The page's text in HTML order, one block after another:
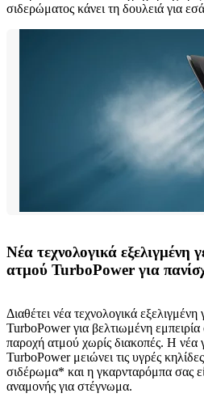
σιδερώματος κάνει τη δουλειά για
Νέα τεχνολογικά εξελιγμένη
ατμού TurboPower για
Διαθέτει νέα τεχνολογικά
TurboPower για βελτιωμένη
παροχή ατμού χωρίς διακοπές. Η νέα
TurboPower μειώνει τις υγρές
σιδέρωμα* και η γκαρνταρόμπα σας
αναμονής για στέγνωμα.